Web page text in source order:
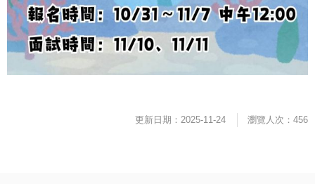
更新日期：2025-11-24 瀏覽人次：456